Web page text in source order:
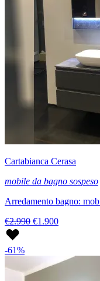
Cartabianca Cerasa
mobile da bagno sospeso
Arredamento bagno:
€2.990 €1.900
-61%